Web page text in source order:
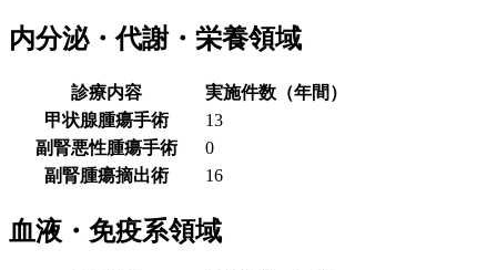
内分泌・代謝・栄養領域
診療内容
実施件数（年間）
甲状腺腫瘍手術
13
副腎悪性腫瘍手術
0
副腎腫瘍摘出術
16
血液・免疫系領域